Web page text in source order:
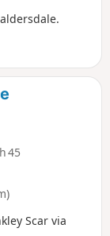
45
Scar via